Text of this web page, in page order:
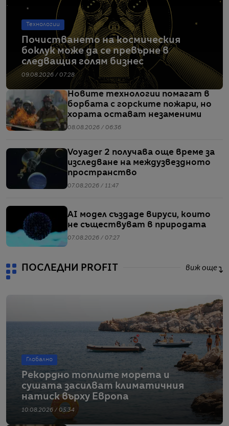
Технологии
Почистването на космическия
боклук може да се превърне в
следващия голям бизнес
09.08.2026 / 07:28
Новите технологии помагат в
борбата с горските пожари, но
хората остават незаменими
08.08.2026 / 06:36
Voyager 2 получава още време за
изследване на междузвездното
пространство
07.08.2026 / 11:47
AI модел създаде вируси, които
не съществуват в природата
07.08.2026 / 07:27
ПОСЛЕДНИ PROFIT виж още
Глобално
Рекордно топлите морета и
сушата засилват климатичния
натиск върху Европа
10.08.2026 / 05:34